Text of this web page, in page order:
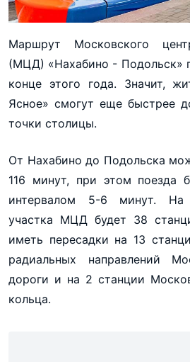
Маршрут Московского
(МЦД) «Нахабино - Подольск»
конце этого года. Значит,
Ясное» смогут еще быстрее
точки столицы.
От Нахабино до Подольска
116 минут, при этом поезда
интервалом 5-6 минут. На
участка МЦД будет 38
иметь пересадки на 13
радиальных направлений
дороги и на 2 станции
кольца.